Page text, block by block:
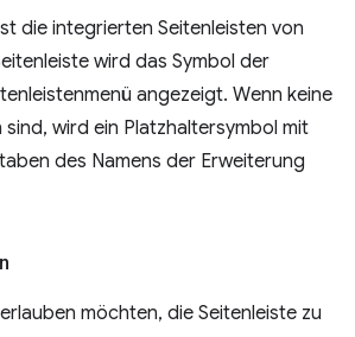
die integrierten Seitenleisten von
wird das Symbol der
angezeigt. Wenn keine
wird ein Platzhaltersymbol mit
des Namens der Erweiterung
möchten, die Seitenleiste zu